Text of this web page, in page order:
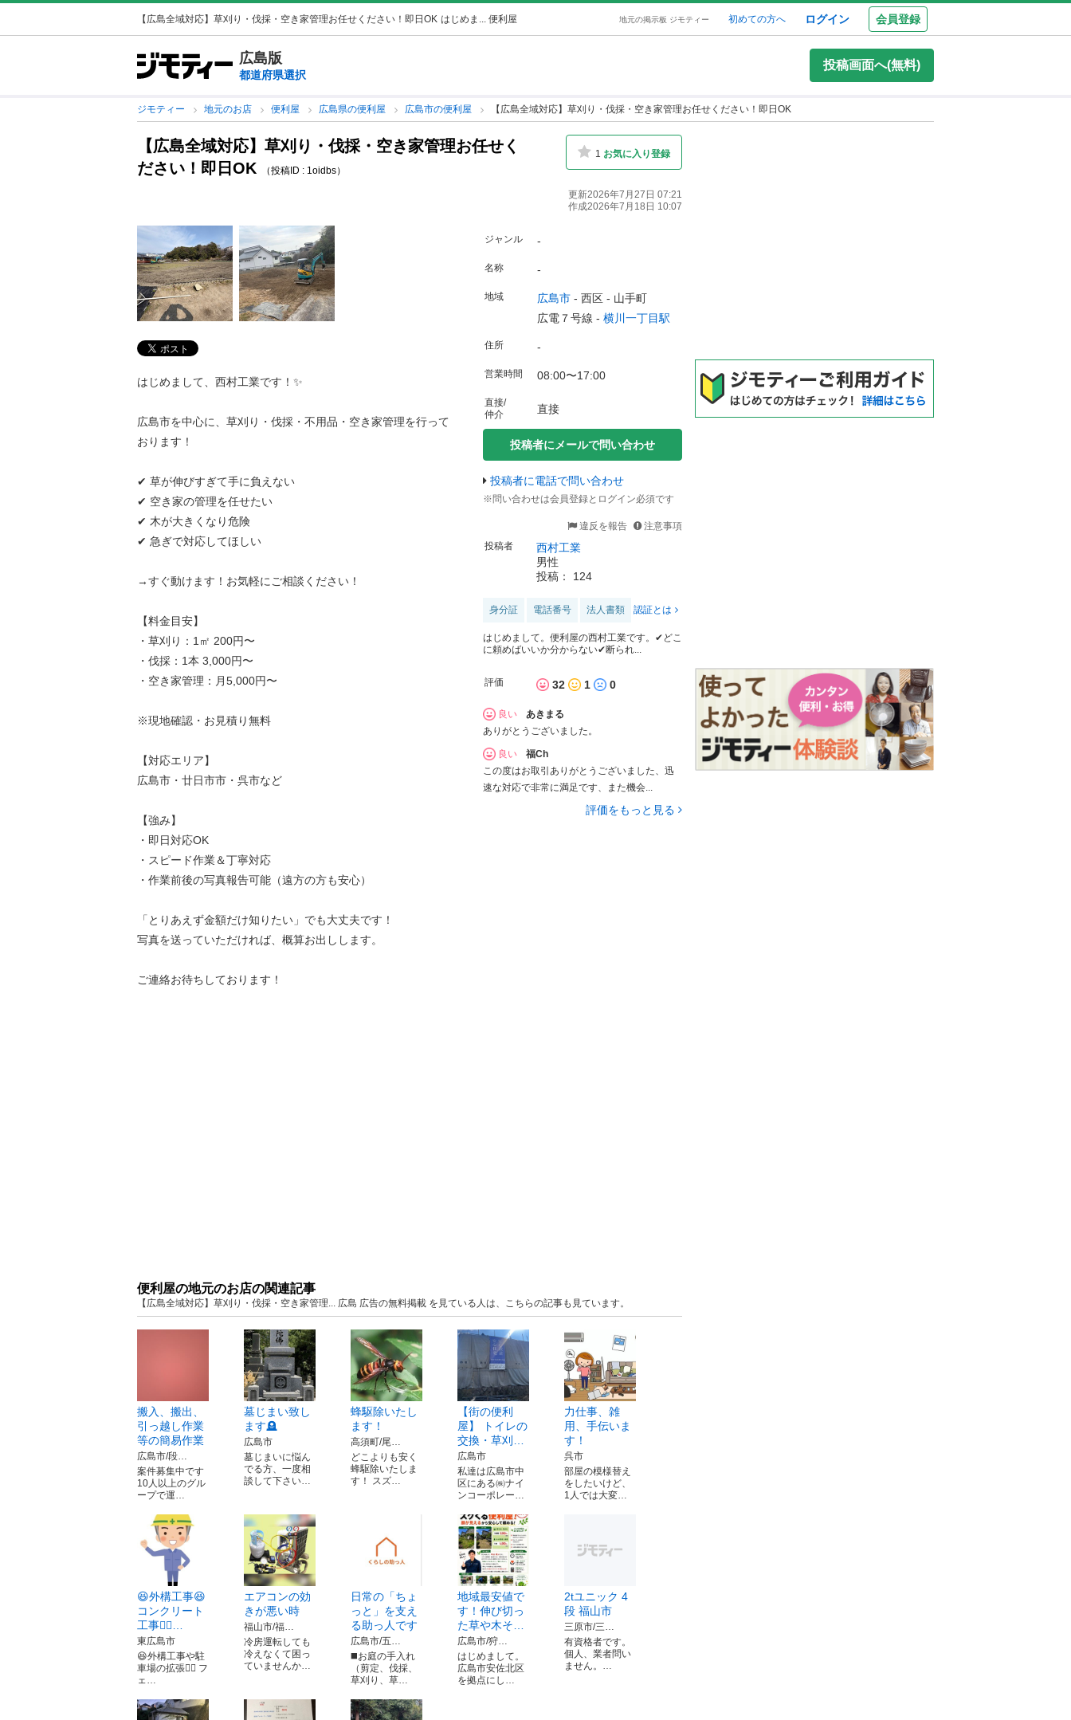
【広島全域対応】草刈り・伐採・空き家管理お任せください！即日OK はじめま... 便利屋 地元の掲示板 ジモティー 初めての方へ ログイン 会員登録
広島版
都道府県選択
投稿画面へ(無料)
ジモティー 地元のお店 便利屋 広島県の便利屋 広島市の便利屋 【広島全域対応】草刈り・伐採・空き家管理お任せください！即日OK
【広島全域対応】草刈り・伐採・空き家管理お任せく
ださい！即日OK
（投稿ID : 1oidbs）
1 お気に入り登録
更新2026年7月27日 07:21
作成2026年7月18日 10:07
はじめまして、西村工業です！✨
広島市を中心に、草刈り・伐採・不用品・空き家管理を行って
おります！
✔ 草が伸びすぎて手に負えない
✔ 空き家の管理を任せたい
✔ 木が大きくなり危険
✔ 急ぎで対応してほしい
→すぐ動けます！お気軽にご相談ください！
【料金目安】
・草刈り：1㎡ 200円〜
・伐採：1本 3,000円〜
・空き家管理：月5,000円〜
※現地確認・お見積り無料
【対応エリア】
広島市・廿日市市・呉市など
【強み】
・即日対応OK
・スピード作業＆丁寧対応
・作業前後の写真報告可能（遠方の方も安心）
「とりあえず金額だけ知りたい」でも大丈夫です！
写真を送っていただければ、概算お出しします。
ご連絡お待ちしております！
ジャンル -
名称 -
地域 広島市 - 西区 - 山手町
広電７号線 - 横川一丁目駅
住所 -
営業時間 08:00〜17:00
直接/
仲介
直接
投稿者にメールで問い合わせ
投稿者に電話で問い合わせ
※問い合わせは会員登録とログイン必須です
違反を報告
注意事項
投稿者
西村工業
男性
投稿： 124
身分証 電話番号 法人書類 認証とは
はじめまして。便利屋の西村工業です。✔どこ
に頼めばいいか分からない✔断られ...
評価 32 1 0
良い
あきまる
ありがとうございました。
良い
福Ch
この度はお取引ありがとうございました、迅
速な対応で非常に満足です、また機会...
評価をもっと見る
便利屋の地元のお店の関連記事
【広島全域対応】草刈り・伐採・空き家管理... 広島 広告の無料掲載 を見ている人は、こちらの記事も見ています。
搬入、搬出、
引っ越し作業
等の簡易作業
広島市/段…
案件募集中です
10人以上のグル
ープで運…
墓じまい致し
ます🪦
広島市
墓じまいに悩ん
でる方、一度相
談して下さい…
蜂駆除いたし
ます！
高須町/尾…
どこよりも安く
蜂駆除いたしま
す！ スズ…
【街の便利
屋】 トイレの
交換・草刈…
広島市
私達は広島市中
区にある㈱ナイ
ンコーポレー…
力仕事、雑
用、手伝いま
す！
呉市
部屋の模様替え
をしたいけど、
1人では大変…
😆外構工事😆
コンクリート
工事👷‍♀…
東広島市
😆外構工事や駐
車場の拡張👷‍♂️ フ
ェ…
エアコンの効
きが悪い時
福山市/福…
冷房運転しても
冷えなくて困っ
ていませんか…
日常の「ちょ
っと」を支え
る助っ人です
広島市/五…
◼️お庭の手入れ
（剪定、伐採、
草刈り、草…
地域最安値で
す！伸び切っ
た草や木そ…
広島市/狩…
はじめまして。
広島市安佐北区
を拠点にし…
2tユニック 4
段 福山市
三原市/三…
有資格者です。
個人、業者問い
ません。…